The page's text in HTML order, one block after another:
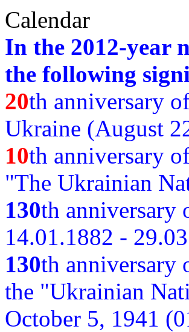
Calendar
In the 2012-year
the following
20th anniversary
Ukraine (August
10th anniversary
"The Ukrainian
130th
14.01.1882 -
130th
the "Ukrainian
October 5, 1941